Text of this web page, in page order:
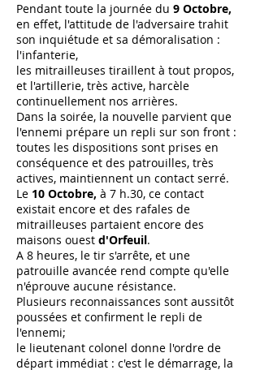
Pendant toute la journée du 9 Octobre,
en effet, l'attitude de l'adversaire trahit
son inquiétude et sa démoralisation :
l'infanterie,
les mitrailleuses tiraillent à tout propos,
et l'artillerie, très active, harcèle
continuellement nos arrières.
Dans la soirée, la nouvelle parvient que
l'ennemi prépare un repli sur son front :
toutes les dispositions sont prises en
conséquence et des patrouilles, très
actives, maintiennent un contact serré.
Le 10 Octobre, à 7 h.30, ce contact
existait encore et des rafales de
mitrailleuses partaient encore des
maisons ouest d'Orfeuil.
A 8 heures, le tir s'arrête, et une
patrouille avancée rend compte qu'elle
n'éprouve aucune résistance.
Plusieurs reconnaissances sont aussitôt
poussées et confirment le repli de
l'ennemi;
le lieutenant colonel donne l'ordre de
départ immédiat : c'est le démarrage, la